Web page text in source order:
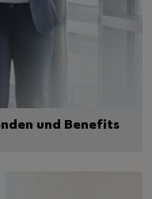
und Benefits